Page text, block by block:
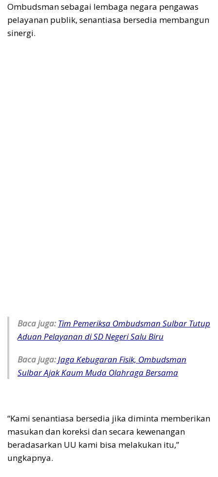
Ombudsman sebagai lembaga negara pengawas
pelayanan publik, senantiasa bersedia membangun
sinergi.
Baca juga: Tim Pemeriksa Ombudsman Sulbar Tutup
Aduan Pelayanan di SD Negeri Salu Biru
Baca juga:Jaga Kebugaran Fisik, Ombudsman
Sulbar Ajak Kaum Muda Olahraga Bersama
“Kami senantiasa bersedia jika diminta memberikan
masukan dan koreksi dan secara kewenangan
beradasarkan UU kami bisa melakukan itu,”
ungkapnya.